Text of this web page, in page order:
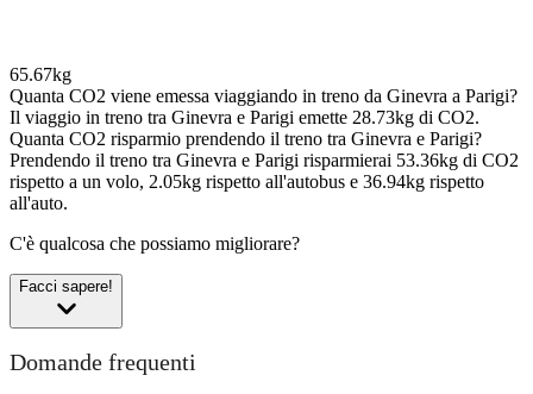
65.67kg
Quanta CO2 viene emessa viaggiando in treno da Ginevra a Parigi?
Il viaggio in treno tra Ginevra e Parigi emette 28.73kg di CO2.
Quanta CO2 risparmio prendendo il treno tra Ginevra e Parigi?
Prendendo il treno tra Ginevra e Parigi risparmierai 53.36kg di CO2
rispetto a un volo, 2.05kg rispetto all'autobus e 36.94kg rispetto
all'auto.
C'è qualcosa che possiamo migliorare?
Facci sapere!
Domande frequenti